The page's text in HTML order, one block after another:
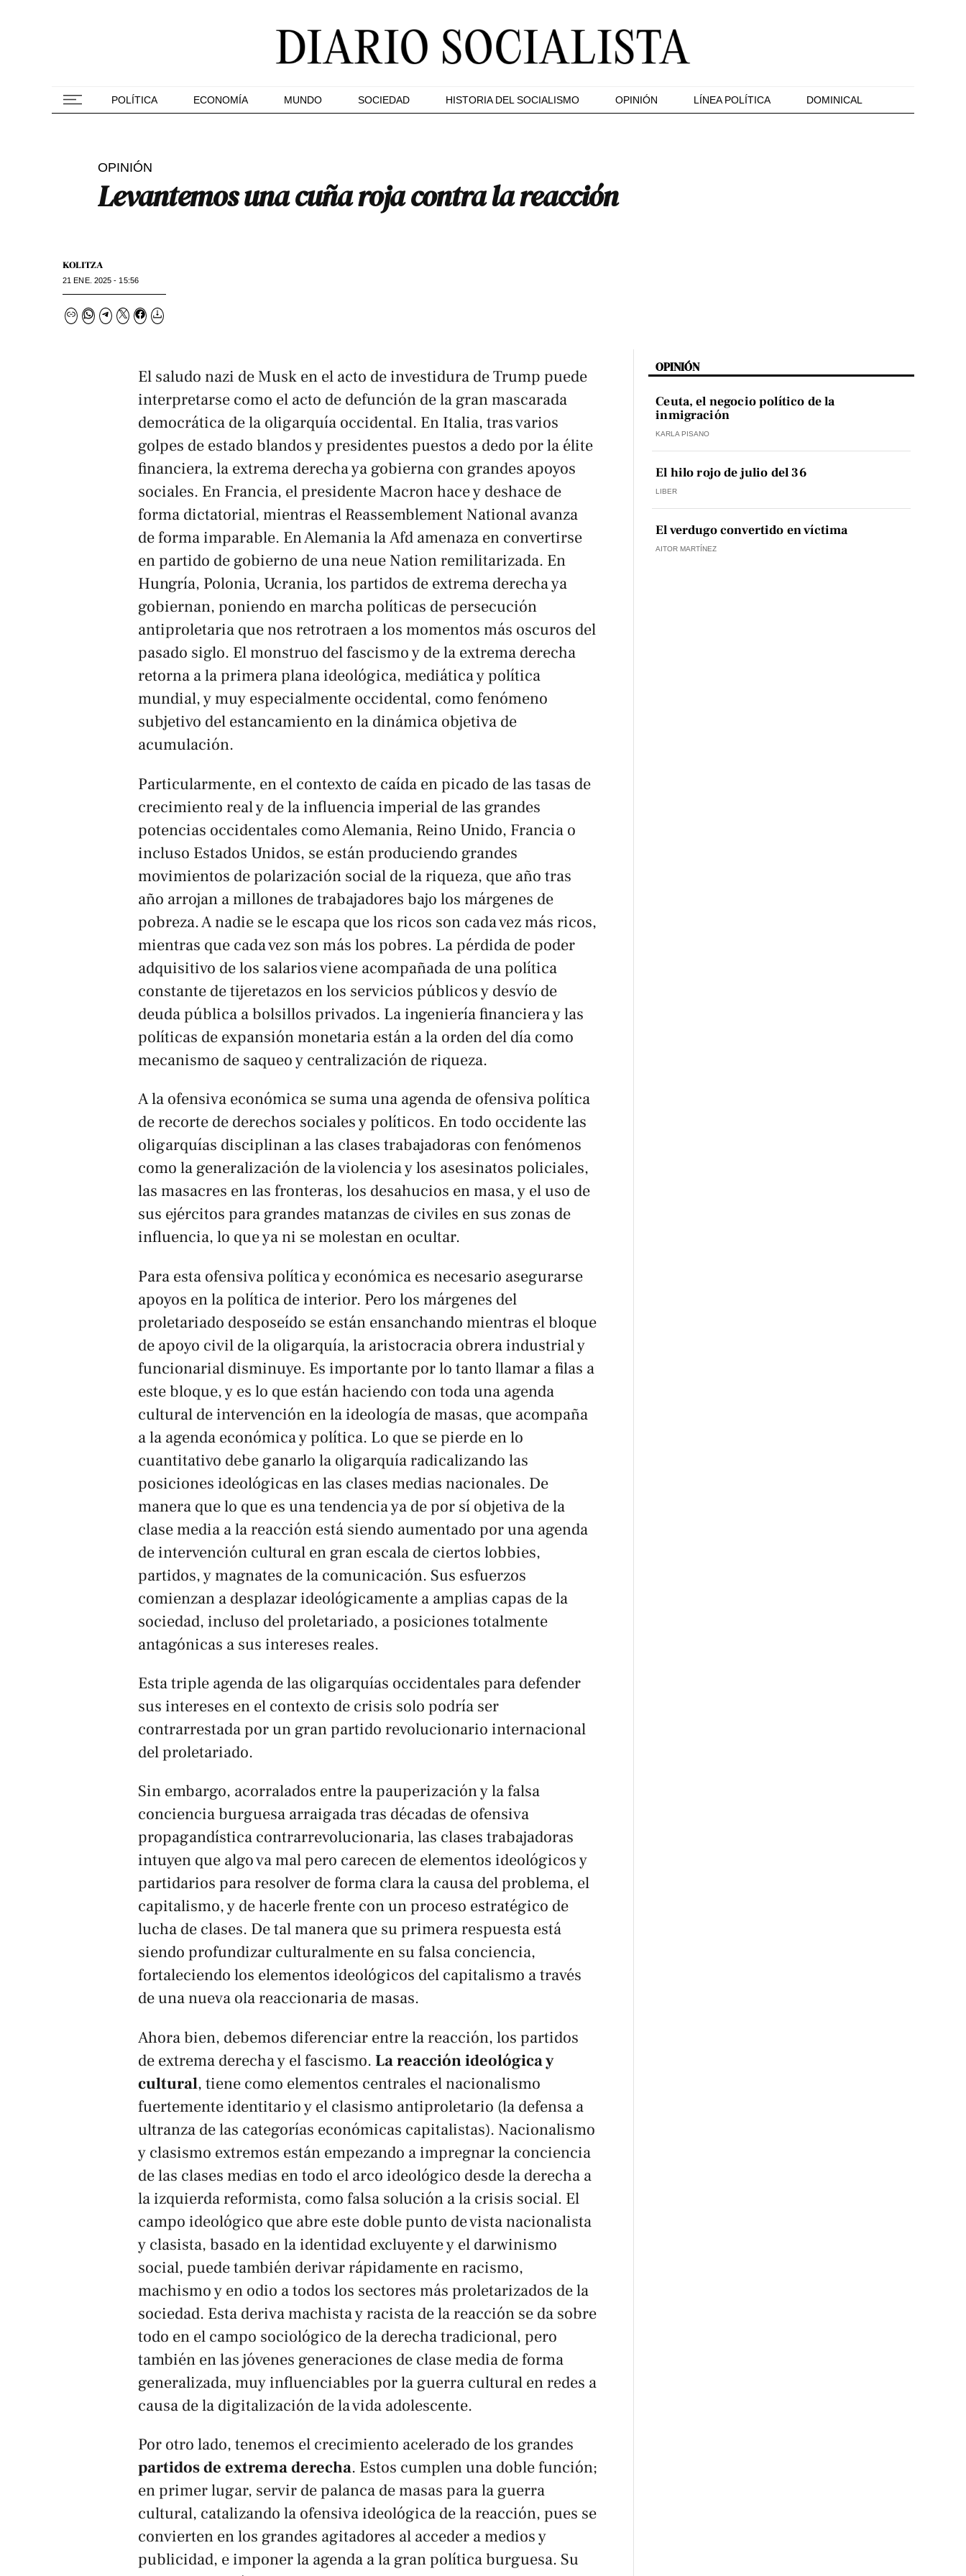
POLÍTICA ECONOMÍA MUNDO SOCIEDAD HISTORIA DEL SOCIALISMO OPINIÓN LÍNEA POLÍTICA DOMINICAL
OPINIÓN
Levantemos una cuña roja contra la reacción
KOLITZA
21 ENE. 2025 - 15:56
El saludo nazi de Musk en el acto de investidura de Trump puede
interpretarse como el acto de defunción de la gran mascarada
democrática de la oligarquía occidental. En Italia, tras varios
golpes de estado blandos y presidentes puestos a dedo por la élite
financiera, la extrema derecha ya gobierna con grandes apoyos
sociales. En Francia, el presidente Macron hace y deshace de
forma dictatorial, mientras el Reassemblement National avanza
de forma imparable. En Alemania laAfd amenaza en convertirse
en partido de gobierno de unaneue Nationremilitarizada. En
Hungría, Polonia, Ucrania, los partidos de extrema derecha ya
gobiernan, poniendo en marcha políticas de persecución
antiproletaria que nos retrotraen a los momentos más oscuros del
pasado siglo. El monstruo del fascismo y de la extrema derecha
retorna a la primera plana ideológica, mediática y política
mundial, y muy especialmente occidental, como fenómeno
subjetivo del estancamiento en la dinámica objetiva de
acumulación.
Particularmente, en el contexto de caída en picado de las tasas de
crecimiento real y de la influencia imperial de las grandes
potencias occidentales como Alemania, Reino Unido, Francia o
incluso Estados Unidos, se están produciendo grandes
movimientos de polarización social de la riqueza, que año tras
año arrojan a millones de trabajadores bajo los márgenes de
pobreza. A nadie se le escapa que los ricos son cada vez más ricos,
mientras que cada vez son más los pobres. La pérdida de poder
adquisitivo de los salarios viene acompañada de una política
constante de tijeretazos en los servicios públicos y desvío de
deuda pública a bolsillos privados. La ingeniería financiera y las
políticas de expansión monetaria están a la orden del día como
mecanismo de saqueo y centralización de riqueza.
A la ofensiva económica se suma una agenda de ofensiva política
de recorte de derechos sociales y políticos. En todo occidente las
oligarquías disciplinan a las clases trabajadoras con fenómenos
como la generalización de la violencia y los asesinatos policiales,
las masacres en las fronteras, los desahucios en masa, y el uso de
sus ejércitos para grandes matanzas de civiles en sus zonas de
influencia, lo que ya ni se molestan en ocultar.
Para esta ofensiva política y económica es necesario asegurarse
apoyos en la política de interior. Pero los márgenes del
proletariado desposeído se están ensanchando mientras el bloque
de apoyo civil de la oligarquía, la aristocracia obrera industrial y
funcionarial disminuye. Es importante por lo tanto llamar a filas a
este bloque, y es lo que están haciendo con toda una agenda
cultural de intervención en la ideología de masas, que acompaña
a la agenda económica y política. Lo que se pierde en lo
cuantitativo debe ganarlo la oligarquía radicalizando las
posiciones ideológicas en las clases medias nacionales. De
manera que lo que es una tendencia ya de por sí objetiva de la
clase media a la reacción está siendo aumentado por una agenda
de intervención cultural en gran escala de ciertos lobbies,
partidos, y magnates de la comunicación. Sus esfuerzos
comienzan a desplazar ideológicamente a amplias capas de la
sociedad, incluso del proletariado, a posiciones totalmente
antagónicas a sus intereses reales.
Esta triple agenda de las oligarquías occidentales para defender
sus intereses en el contexto de crisis solo podría ser
contrarrestada por un gran partido revolucionario internacional
del proletariado.
Sin embargo, acorralados entre la pauperización y la falsa
conciencia burguesa arraigada tras décadas de ofensiva
propagandística contrarrevolucionaria, las clases trabajadoras
intuyen que algo va mal pero carecen de elementos ideológicos y
partidarios para resolver de forma clara la causa del problema, el
capitalismo, y de hacerle frente con un proceso estratégico de
lucha de clases. De tal manera que su primera respuesta está
siendo profundizar culturalmente en su falsa conciencia,
fortaleciendo los elementos ideológicos del capitalismo a través
de una nueva ola reaccionaria de masas.
Ahora bien, debemos diferenciar entre lareacción, los partidos
de extrema derechay elfascismo. La reacción ideológica y
cultural, tiene como elementos centrales el nacionalismo
fuertemente identitario y el clasismo antiproletario (la defensa a
ultranza de las categorías económicas capitalistas). Nacionalismo
y clasismo extremos están empezando a impregnar la conciencia
de las clases medias en todo el arco ideológico desde la derecha a
la izquierda reformista, como falsa solución a la crisis social. El
campo ideológico que abre este doble punto de vista nacionalista
y clasista, basado en la identidad excluyente y el darwinismo
social, puede también derivar rápidamente en racismo,
machismo y en odio a todos los sectores más proletarizados de la
sociedad. Esta deriva machista y racista de la reacción se da sobre
todo en el campo sociológico de la derecha tradicional, pero
también en las jóvenes generaciones de clase media de forma
generalizada, muy influenciables por la guerra cultural en redes a
causa de la digitalización de la vida adolescente.
Por otro lado, tenemos el crecimiento acelerado de los grandes
partidos de extrema derecha. Estos cumplen una doble función;
en primer lugar, servir de palanca de masas para la guerra
cultural, catalizando la ofensiva ideológica de la reacción, pues se
convierten en los grandes agitadores al acceder a medios y
publicidad, e imponer la agenda a la gran política burguesa. Su
OPINIÓN
Ceuta, el negocio político de la
inmigración
KARLA PISANO
El hilo rojo de julio del 36
LIBER
El verdugo convertido en víctima
AITOR MARTÍNEZ